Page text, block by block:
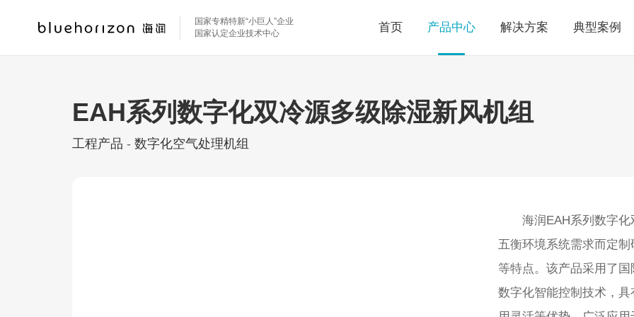
国家专精特新“小巨人”企业
国家认定企业技术中心
首页 产品中心 解决方案 典型案例
EAH系列数字化双冷源多级除湿新风机组
工程产品 - 数字化空气处理机组
海润EAH系列数字
五衡环境系统需求而定
等特点。该产品采用了
数字化智能控制技术，